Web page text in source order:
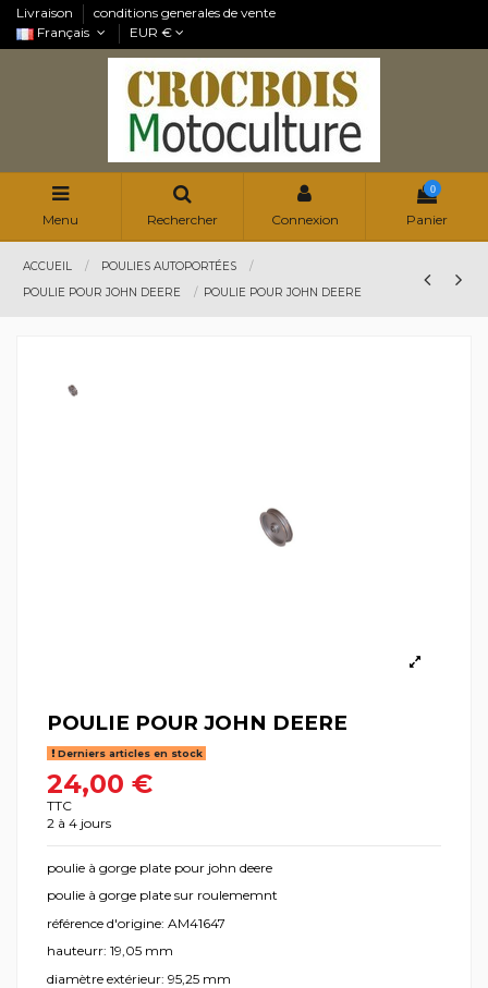
Livraison
conditions generales de vente
Français
EUR €
Menu Rechercher Connexion
0
Panier
ACCUEIL
POULIES AUTOPORTÉES
POULIE POUR JOHN DEERE
POULIE POUR JOHN DEERE
POULIE POUR JOHN DEERE
Derniers articles en stock
24,00 €
TTC
2 à 4 jours
poulie à gorge plate pour john deere
poulie à gorge plate sur roulememnt
référence d'origine: AM41647
hauteurr: 19,05 mm
diamètre extérieur: 95,25 mm